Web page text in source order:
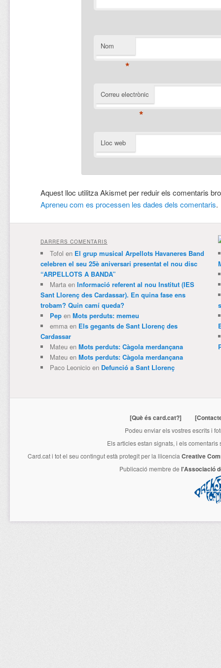
Nom
*
Correu electrònic
*
Lloc web
Aquest lloc utilitza Akismet per reduir els comentaris
Apreneu com es processen les dades dels comentaris.
DARRERS COMENTARIS
Tofol en El grup musical Arpellots Havaneres Band
celebren el seu 25è aniversari presentat el nou disc
“ARPELLOTS A BANDA”
Martaen Informació referent al nou Institut (IES
Sant Llorenç des Cardassar). En quina fase ens
trobam? Quin camí queda?
Pepen Mots perduts: memeu
emmaen Els gegants de Sant Llorenç des
Cardassar
Mateuen Mots perduts: Càgola merdançana
Mateuen Mots perduts: Càgola merdançana
Paco Leonicioen Defunció a Sant Llorenç
[Què és card.cat?]
Podeu enviar els vostres escrits i
Els articles estan signats, i els
Card.cati tot el seu contingut està protegit per la llicencia Creative
Publicació membre de l'Associació